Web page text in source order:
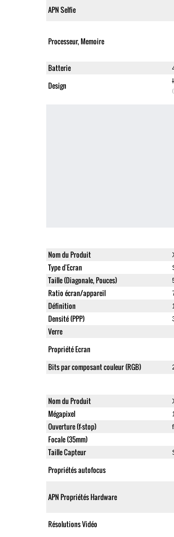
APN Selfie
Processeur, Memoire
Batterie
Design
Nom du Produit
Type d'Ecran
Taille (Diagonale, Pouces)
Ratio écran/appareil
Définition
Densité (PPP)
Verre
Propriété Ecran
Bits par composant couleur (RGB)
Nom du Produit
Mégapixel
Ouverture (f-stop)
Focale (35mm)
Taille Capteur
Propriétés autofocus
APN Propriétés Hardware
Résolutions Vidéo